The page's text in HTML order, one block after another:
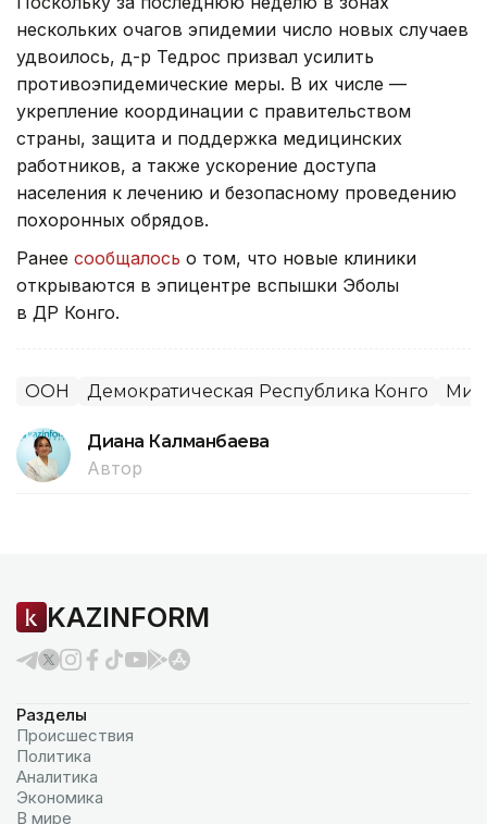
нескольких очагов эпидемии число новых случаев
удвоилось, д-р Тедрос призвал усилить
противоэпидемические меры. В их числе —
укрепление координации с правительством
страны, защита и поддержка медицинских
работников, а также ускорение доступа
населения к лечению и безопасному проведению
похоронных обрядов.
Ранее сообщалось о том, что новые клиники
открываются в эпицентре вспышки Эболы
в ДР Конго.
ООН Демократическая Республика Конго
Диана Калманбаева
Автор
KAZINFORM
Разделы
Происшествия
Политика
Аналитика
Экономика
В мире